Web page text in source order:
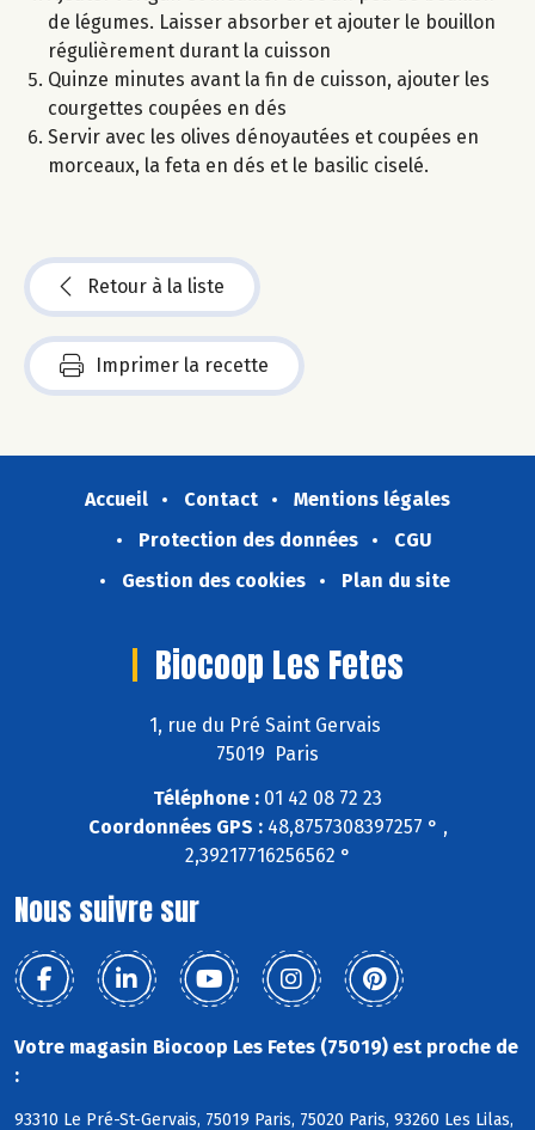
de légumes. Laisser absorber et ajouter le bouillon
régulièrement durant la cuisson
Quinze minutes avant la fin de cuisson, ajouter les
courgettes coupées en dés
Servir avec les olives dénoyautées et coupées en
morceaux, la feta en dés et le basilic ciselé.
Retour à la liste
Imprimer la recette
Accueil Contact
Mentions légales
Protection des données
CGU
Gestion des cookies
Plan du site
Biocoop Les Fetes
1, rue du Pré Saint Gervais
75019 Paris
Téléphone : 01 42 08 72 23
Coordonnées GPS :48,8757308397257 ° ,
2,39217716256562 °
Nous suivre sur
Votre magasin Biocoop Les Fetes (75019) est proche de
:
93310 Le Pré-St-Gervais, 75019 Paris, 75020 Paris, 93260 Les Lilas,